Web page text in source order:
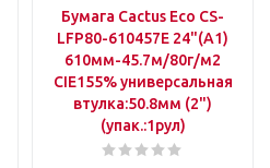
Бумага Cactus Eco CS-
LFP80-610457E 24"(A1)
610мм-45.7м/80г/м2
CIE155% универсальная
втулка:50.8мм (2")
(упак.:1рул)